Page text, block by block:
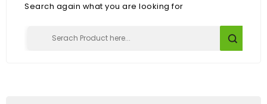
Search again what you are looking for